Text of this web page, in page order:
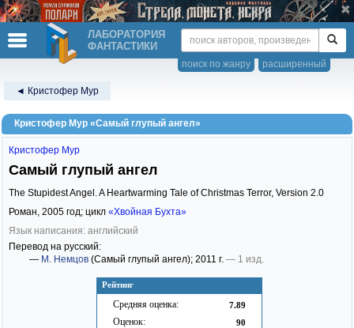
ЛАБОРАТОРИЯ
ФАНТАСТИКИ
расширенный
поиск по жанру
◄ Кристофер Мур
Кристофер Мур «Самый глупый ангел»
Рейтинг
Средняя оценка: 7.89
Оценок: 90
Кристофер Мур
Самый глупый ангел
The Stupidest Angel. A Heartwarming Tale of Christmas Terror, Version 2.0
Роман, 2005 год; цикл «Хвойная Бухта»
Язык написания: английский
Перевод на русский:
— М. Немцов (Самый глупый ангел); 2011 г. — 1 изд.